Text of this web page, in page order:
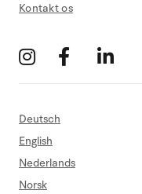
Kontakt os
Deutsch
English
Nederlands
Norsk